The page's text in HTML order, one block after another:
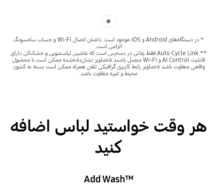
* در دستگاه‌های Android و iOS موجود است. داشتن اتصال Wi-Fi و حساب سامسونگ
الزامی است.
** Auto Cycle Link فقط زمانی در دسترس است که ماشین لباسشویی و خشک‌کن دارای
قابلیت AI Control و Wi-Fi متصل باشند.※تصاویر نشان‌داده‌شده ممکن است با محصول
واقعی متفاوت باشد.※تصاویر رابط کاربری گرافیکی تلفن همراه ممکن است بسته به کشور،
محیط و غیره متفاوت باشد.
هر وقت خواستید لباس اضافه
کنید
‎Add Wash™‎